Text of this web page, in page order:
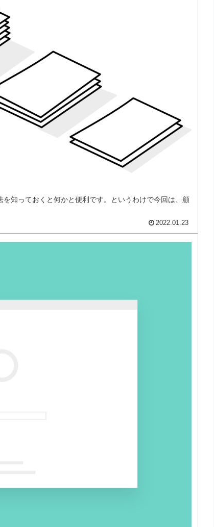
知っておくと何かと便利です。というわけで今回は、顧
2022.01.23